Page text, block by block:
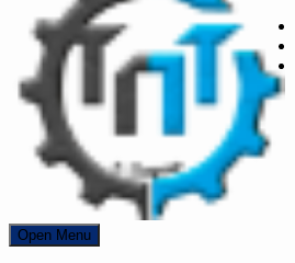
Open Menu